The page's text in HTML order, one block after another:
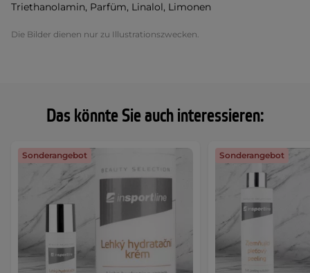
Das könnte Sie auch interessieren:
Sonderangebot Sonderangebot
Triethanolamin, Parfüm, Linalol, Limonen
Die Bilder dienen nur zu Illustrationszwecken.